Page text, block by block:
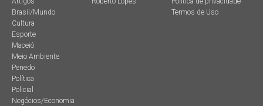
Brasil/Mundo
Cultura
Esporte
Maceió
Meio Ambiente
Penedo
Política
Policial
Negócios/Economia
Termos de Uso